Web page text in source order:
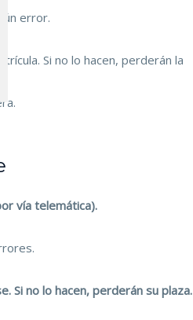
error.
Si no lo hacen, perderán la
vía telemática).
Si no lo hacen, perderán su plaza.